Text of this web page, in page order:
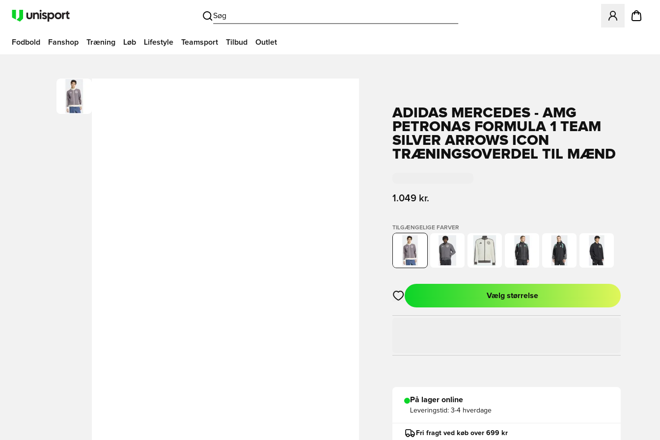
Søg
Åbner en
Fodbold Fanshop Træning Løb Lifestyle Teamsport Tilbud Outlet
ADIDAS MERCEDES - AMG
PETRONAS FORMULA 1 TEAM
SILVER ARROWS ICON
TRÆNINGSOVERDEL TIL MÆND
1.049 kr.
TILGÆNGELIGE FARVER
Åbner en Modal til at logge ind eller tilmelde dig som medlem
Vælg størrelse
På lager online
Leveringstid: 3-4 hverdage
Fri fragt ved køb over 699 kr